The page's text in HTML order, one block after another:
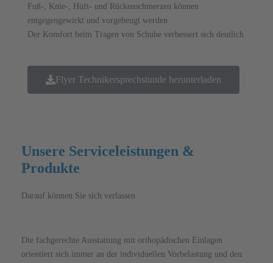
Fuß-, Knie-, Hüft- und Rückenschmerzen können
entgegengewirkt und vorgebeugt werden
Der Komfort beim Tragen von Schuhe verbessert sich deutlich
Flyer Technikersprechstunde herunterladen
Unsere Serviceleistungen &
Produkte
Darauf können Sie sich verlassen
Die fachgerechte Ausstattung mit orthopädischen Einlagen
orientiert sich immer an der individuellen Vorbelastung und den